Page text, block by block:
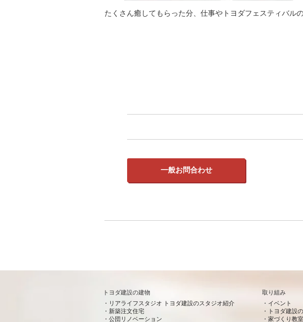
たくさん癒してもらった分、仕事やトヨダフェスティバル
一般お問合わせ
トヨダ建設の建物
リアライフスタジオ トヨダ建設のスタジオ紹介
新築注文住宅
公団リノベーション
取り組み
イベント
トヨダ建設
家づくり教室